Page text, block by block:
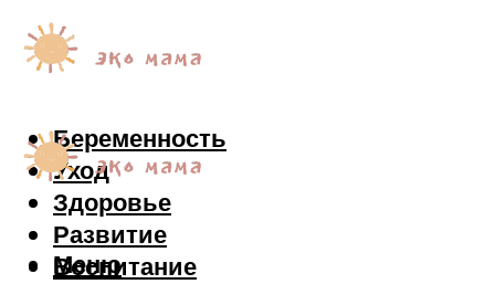
Беременность
Уход
Здоровье
Развитие
Воспитание
Меню